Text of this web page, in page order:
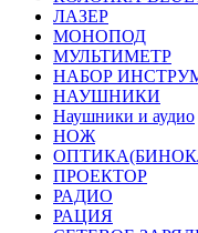
ЛАЗЕР
МОНОПОД
МУЛЬТИМЕТР
НАБОР
НАУШНИКИ
Наушники и аудио
НОЖ
ПРОЕКТОР
РАДИО
РАЦИЯ